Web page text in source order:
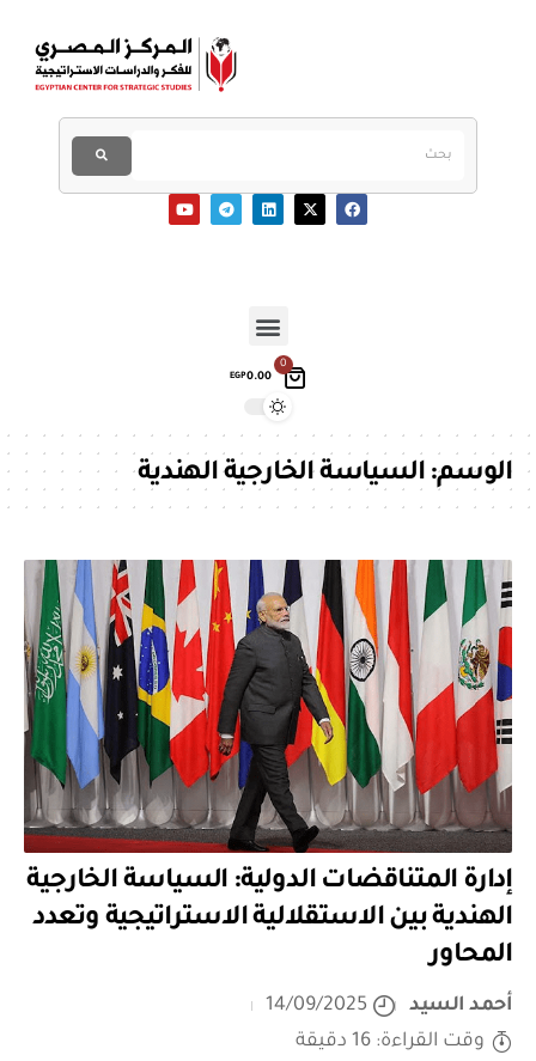
0
EGP0.00
الوسم:السياسة الخارجية الهندية
إدارة المتناقضات الدولية: السياسة الخارجية
الهندية بين الاستقلالية الاستراتيجية وتعدد
المحاور
أحمد السيد
14/09/2025
وقت القراءة: 16 دقيقة